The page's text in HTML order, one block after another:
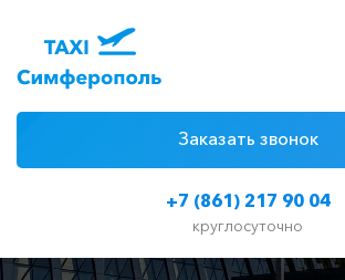
+7 (861) 217 90 04
круглосуточно
Заказать звонок
Цены на такси
Классы автомобилей